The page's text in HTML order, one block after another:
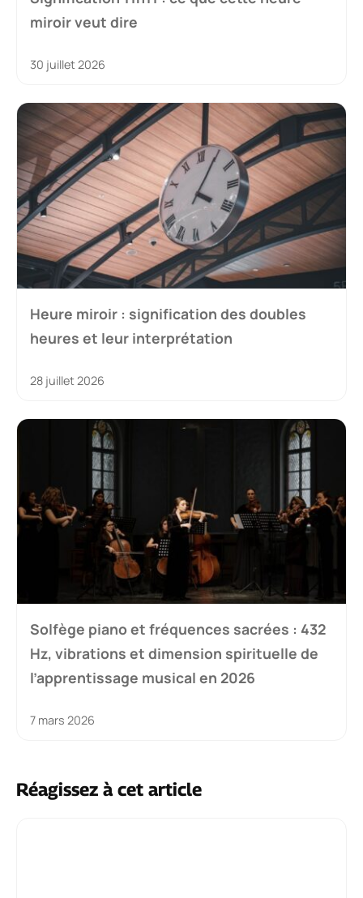
miroir veut dire
30 juillet 2026
Heure miroir : signification des doubles
heures et leur interprétation
28 juillet 2026
Solfège piano et fréquences sacrées : 432
Hz, vibrations et dimension spirituelle de
l’apprentissage musical en 2026
7 mars 2026
Réagissez à cet article